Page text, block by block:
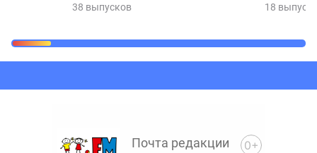
38 выпусков 18
Почта редакции 0+